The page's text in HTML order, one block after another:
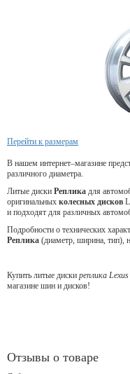
Перейти к размерам
В нашем интернет–магазине
различного диаметра.
Литые диски Реплика для
оригинальных колесных дисков
и подходят для различных
Подробности о технических
Реплика (диаметр, ширина, тип),
Купить литые диски реплика
магазине шин и дисков!
Отзывы о товаре